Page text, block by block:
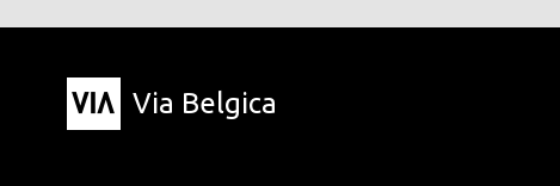
Via Belgica